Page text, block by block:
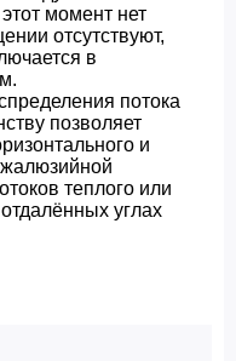
момент нет
отсутствуют,
в
потока
позволяет
и
теплого или
углах